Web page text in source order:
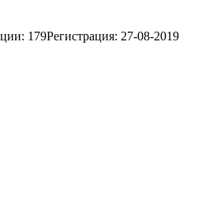
179Регистрация: 27-08-2019